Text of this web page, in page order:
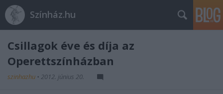
Színház.hu
Csillagok éve és díja az
Operettszínházban
szinhazhu • 2012. június 20.